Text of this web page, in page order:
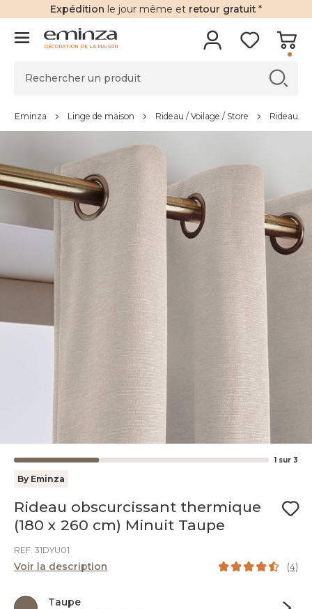
Expédition le jour même et retour gratuit *
DÉCORATION DE LA MAISON
Eminza Linge de maison Rideau / Voilage / Store Rideau
1 sur 3
By Eminza
Rideau obscurcissant thermique
(180 x 260 cm) Minuit Taupe
REF. 31DYU01
Voir la description (4)
Taupe